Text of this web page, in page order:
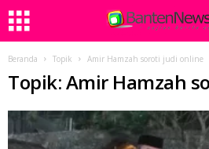
Beranda Topik Amir Hamzah soroti judi online
Topik: Amir Hamzah